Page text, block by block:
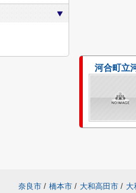
河合町立
奈良市 / 橋本市 / 大和高田市 / 大